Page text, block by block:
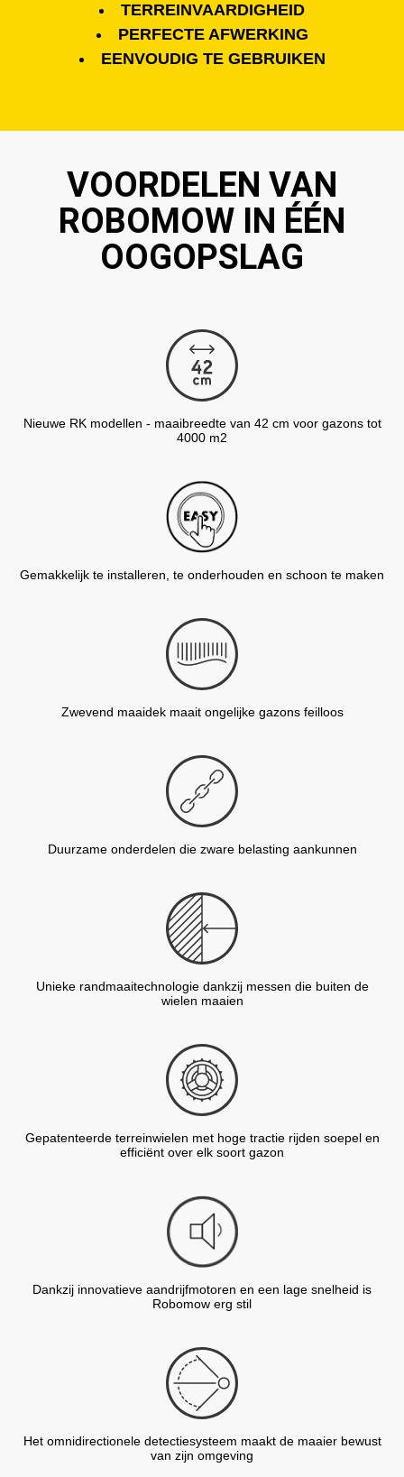
TERREINVAARDIGHEID
PERFECTE AFWERKING
EENVOUDIG TE GEBRUIKEN
VOORDELEN VAN
ROBOMOW IN ÉÉN
OOGOPSLAG
Nieuwe RK modellen - maaibreedte van 42 cm voor gazons tot
4000 m2
Gemakkelijk te installeren, te onderhouden en schoon te maken
Zwevend maaidek maait ongelijke gazons feilloos
Duurzame onderdelen die zware belasting aankunnen
Unieke randmaaitechnologie dankzij messen die buiten de
wielen maaien
Gepatenteerde terreinwielen met hoge tractie rijden soepel en
efficiënt over elk soort gazon
Dankzij innovatieve aandrijfmotoren en een lage snelheid is
Robomow erg stil
Het omnidirectionele detectiesysteem maakt de maaier bewust
van zijn omgeving